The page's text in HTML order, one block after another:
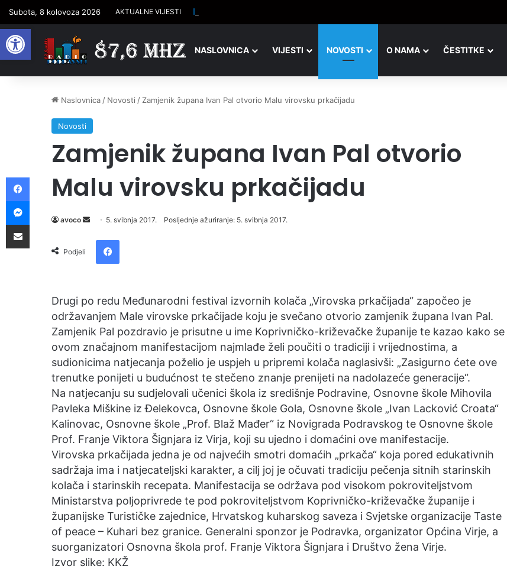
Open toolbar
Subota, 8 kolovoza 2026 AKTUALNE VIJESTI Isti datum, ista Drava, isti pogled, a potpuno drugačija slika
NASLOVNICA VIJESTI NOVOSTI O NAMA ČESTITKE
Naslovnica / Novosti / Zamjenik župana Ivan Pal otvorio Malu virovsku prkačijadu
Novosti
Zamjenik župana Ivan Pal otvorio
Malu virovsku prkačijadu
avoco
e
m
a
i
l
5. svibnja 2017. Posljednje ažuriranje: 5. svibnja 2017.
Podjeli
Drugi po redu Međunarodni festival izvornih kolača „Virovska prkačijada“ započeo je
održavanjem Male virovske prkačijade koju je svečano otvorio zamjenik župana Ivan Pal.
Zamjenik Pal pozdravio je prisutne u ime Koprivničko-križevačke županije te kazao kako se
ovom značajnom manifestacijom najmlađe želi poučiti o tradiciji i vrijednostima, a
sudionicima natjecanja poželio je uspjeh u pripremi kolača naglasivši: „Zasigurno ćete ove
trenutke ponijeti u budućnost te stečeno znanje prenijeti na nadolazeće generacije“.
Na natjecanju su sudjelovali učenici škola iz središnje Podravine, Osnovne škole Mihovila
Pavleka Miškine iz Đelekovca, Osnovne škole Gola, Osnovne škole „Ivan Lacković Croata“
Kalinovac, Osnovne škole „Prof. Blaž Mađer“ iz Novigrada Podravskog te Osnovne škole
Prof. Franje Viktora Šignjara iz Virja, koji su ujedno i domaćini ove manifestacije.
Virovska prkačijada jedna je od najvećih smotri domaćih „prkača“ koja pored edukativnih
sadržaja ima i natjecateljski karakter, a cilj joj je očuvati tradiciju pečenja sitnih starinskih
kolača i starinskih recepata. Manifestacija se održava pod visokom pokroviteljstvom
Ministarstva poljoprivrede te pod pokroviteljstvom Koprivničko-križevačke županije i
županijske Turističke zajednice, Hrvatskog kuharskog saveza i Svjetske organizacije Taste
of peace – Kuhari bez granice. Generalni sponzor je Podravka, organizator Općina Virje, a
suorganizatori Osnovna škola prof. Franje Viktora Šignjara i Društvo žena Virje.
Izvor slike: KKŽ
Facebook